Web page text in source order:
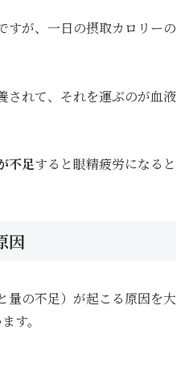
すが、一日の摂取カロリーの
されて、それを運ぶのが血液
不足すると眼精疲労になると
因
量の不足）が起こる原因を大
す。